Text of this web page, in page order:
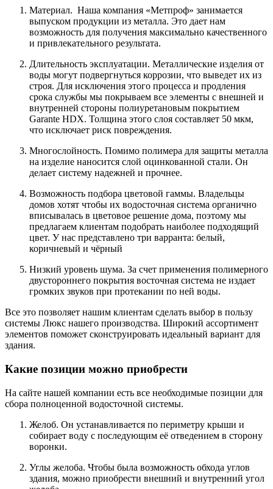
Материал. Наша компания «Метпроф» занимается
выпуском продукции из металла. Это дает нам
возможность для получения максимально качественного
и привлекательного результата.
Длительность эксплуатации. Металлические изделия от
воды могут подвергнуться коррозии, что выведет их из
строя. Для исключения этого процесса и продления
срока службы мы покрываем все элементы с внешней и
внутренней стороны полиуретановым покрытием
Garante HDX. Толщина этого слоя составляет 50 мкм,
что исключает риск повреждения.
Многослойность. Помимо полимера для защиты металла
на изделие наносится слой оцинкованной стали. Он
делает систему надежней и прочнее.
Возможность подбора цветовой гаммы. Владельцы
домов хотят чтобы их водосточная система органично
вписывалась в цветовое решение дома, поэтому мы
предлагаем клиентам подобрать наиболее подходящий
цвет. У нас представлено три варранта: белый,
коричневый и чёрный
Низкий уровень шума. За счет применения полимерного
двустороннего покрытия восточная система не издает
громких звуков при протекании по ней воды.
Все это позволяет нашим клиентам сделать выбор в пользу
системы Люкс нашего производства. Широкий ассортимент
элементов поможет сконструировать идеальный вариант для
здания.
Какие позиции можно приобрести
На сайте нашей компании есть все необходимые позиции для
сбора полноценной водосточной системы.
Желоб. Он устанавливается по периметру крыши и
собирает воду с последующим её отведением в сторону
воронки.
Углы желоба. Чтобы была возможность обхода углов
здания, можно приобрести внешний и внутренний угол